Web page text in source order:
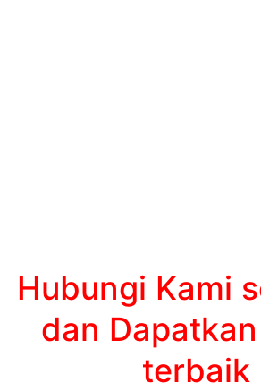
Hubungi Kami
dan
terbaik